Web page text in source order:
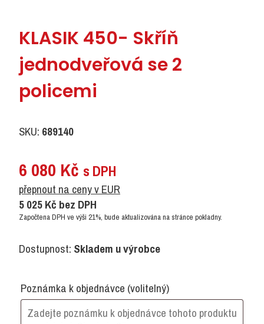
KLASIK 450- Skříň
jednodveřová se 2
policemi
SKU: 689140
6 080 Kč s DPH
přepnout na ceny v EUR
5 025Kč bez DPH
Započtena DPH ve výši 21%, bude aktualizována na stránce pokladny.
Dostupnost: Skladem u výrobce
Poznámka k objednávce (volitelný)